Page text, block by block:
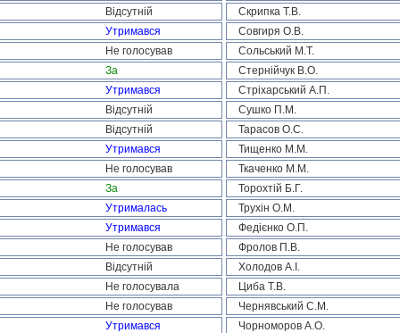
Відсутній Скрипка Т.В.
Утримався Совгиря О.В.
Не голосував Сольський М.Т.
За Стернійчук В.О.
Утримався Стріхарський А.П.
Відсутній Сушко П.М.
Відсутній Тарасов О.С.
Утримався Тищенко М.М.
Не голосував Ткаченко М.М.
За Торохтій Б.Г.
Утрималась Трухін О.М.
Утримався Федієнко О.П.
Не голосував Фролов П.В.
Відсутній Холодов А.І.
Не голосувала Циба Т.В.
Не голосував Чернявський С.М.
Утримався Чорноморов А.О.